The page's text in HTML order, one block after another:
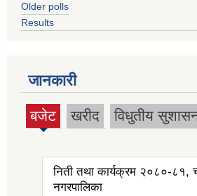
Older polls
Results
जानकारी
बजेट
(active
खरीद विधुतीय
निती तथा कार्यक्रम २०८०-८१,
नगरपालिका